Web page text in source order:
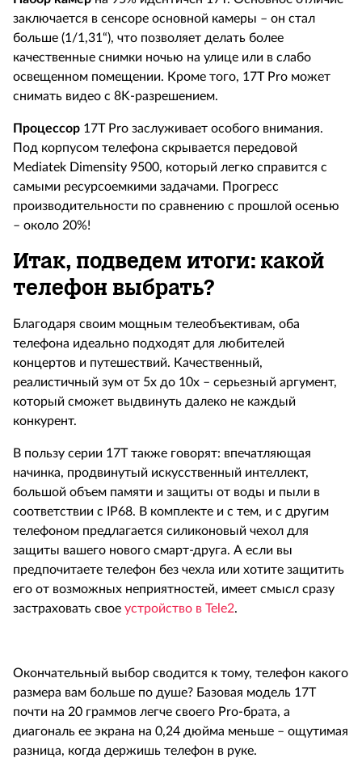
заключается в сенсоре основной камеры – он стал
больше (1/1,31“), что позволяет делать более
качественные снимки ночью на улице или в слабо
освещенном помещении. Кроме того, 17T Pro может
снимать видео с 8K-разрешением.
Процессор 17T Pro заслуживает особого внимания.
Под корпусом телефона скрывается передовой
Mediatek Dimensity 9500, который легко справится с
самыми ресурсоемкими задачами. Прогресс
производительности по сравнению с прошлой осенью
– около 20%!
Итак, подведем итоги: какой
телефон выбрать?
Благодаря своим мощным телеобъективам, оба
телефона идеально подходят для любителей
концертов и путешествий. Качественный,
реалистичный зум от 5x до 10x – серьезный аргумент,
который сможет выдвинуть далеко не каждый
конкурент.
В пользу серии 17T также говорят: впечатляющая
начинка, продвинутый искусственный интеллект,
большой объем памяти и защиты от воды и пыли в
соответствии с IP68. В комплекте и с тем, и с другим
телефоном предлагается силиконовый чехол для
защиты вашего нового смарт-друга. А если вы
предпочитаете телефон без чехла или хотите защитить
его от возможных неприятностей, имеет смысл сразу
застраховать свое устройство в Tele2.
Окончательный выбор сводится к тому, телефон какого
размера вам больше по душе? Базовая модель 17T
почти на 20 граммов легче своего Pro-брата, а
диагональ ее экрана на 0,24 дюйма меньше – ощутимая
разница, когда держишь телефон в руке.